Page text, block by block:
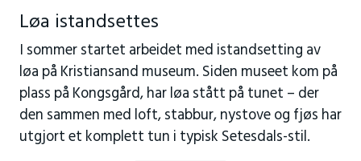
Løa istandsettes
I sommer startet arbeidet med istandsetting av
løa på Kristiansand museum. Siden museet kom på
plass på Kongsgård, har løa stått på tunet – der
den sammen med loft, stabbur, nystove og fjøs har
utgjort et komplett tun i typisk Setesdals-stil.